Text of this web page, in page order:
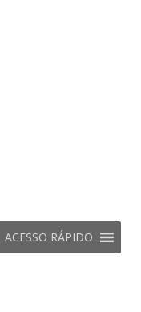
ACESSO RÁPIDO